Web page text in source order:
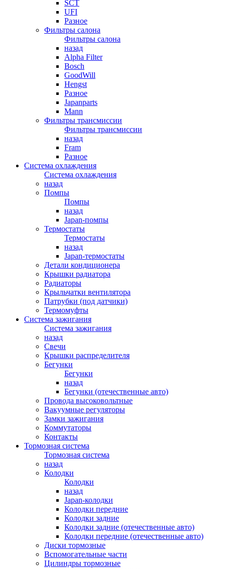
SCT
UFI
Разное
Фильтры салона
Фильтры салона
назад
Alpha Filter
Bosch
GoodWill
Hengst
Разное
Japanparts
Mann
Фильтры трансмиссии
Фильтры трансмиссии
назад
Fram
Разное
Система охлаждения
Система охлаждения
назад
Помпы
Помпы
назад
Japan-помпы
Термостаты
Термостаты
назад
Japan-термостаты
Детали кондиционера
Крышки радиатора
Радиаторы
Крыльчатки вентилятора
Патрубки (под датчики)
Термомуфты
Система зажигания
Система зажигания
назад
Свечи
Крышки распределителя
Бегунки
Бегунки
назад
Бегунки (отечественные авто)
Провода высоковольтные
Вакуумные регуляторы
Замки зажигания
Коммутаторы
Контакты
Тормозная система
Тормозная система
назад
Колодки
Колодки
назад
Japan-колодки
Колодки передние
Колодки задние
Колодки задние (отечественные авто)
Колодки передние (отечественные авто)
Диски тормозные
Вспомогательные части
Цилиндры тормозные